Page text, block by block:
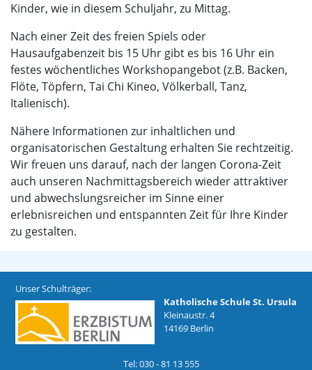
Kinder, wie in diesem Schuljahr, zu Mittag.
Nach einer Zeit des freien Spiels oder
Hausaufgabenzeit bis 15 Uhr gibt es bis 16 Uhr ein
festes wöchentliches Workshopangebot (z.B. Backen,
Flöte, Töpfern, Tai Chi Kineo, Völkerball, Tanz,
Italienisch).
Nähere Informationen zur inhaltlichen und
organisatorischen Gestaltung erhalten Sie rechtzeitig.
Wir freuen uns darauf, nach der langen Corona-Zeit
auch unseren Nachmittagsbereich wieder attraktiver
und abwechslungsreicher im Sinne einer
erlebnisreichen und entspannten Zeit für Ihre Kinder
zu gestalten.
Unser Schulträger:
Katholische Schule St. Ursula
Kleinaustr. 4
14169 Berlin
Tel: 030 - 81 13 555